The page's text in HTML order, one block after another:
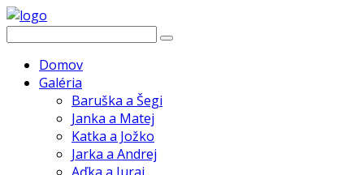
Domov
Galéria
Baruška a Šegi
Janka a Matej
Katka a Jožko
Jarka a Andrej